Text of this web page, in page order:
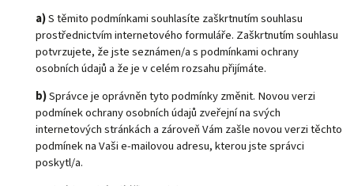
a)S těmito podmínkami souhlasíte zaškrtnutím souhlasu
prostřednictvím internetového formuláře. Zaškrtnutím souhlasu
potvrzujete, že jste seznámen/a s podmínkami ochrany
osobních údajů a že je v celém rozsahu přijímáte.
b)Správce je oprávněn tyto podmínky změnit. Novou verzi
podmínek ochrany osobních údajů zveřejní na svých
internetových stránkách a zároveň Vám zašle novou verzi těchto
podmínek na Vaši e-mailovou adresu, kterou jste správci
poskytl/a.